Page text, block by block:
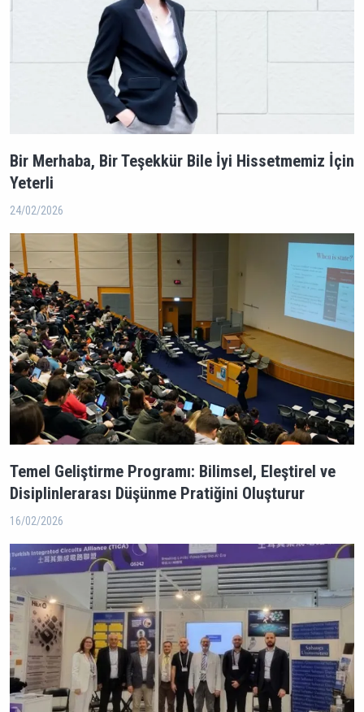
Bir Merhaba, Bir Teşekkür Bile İyi Hissetmemiz İçin
Yeterli
24/02/2026
Temel Geliştirme Programı: Bilimsel, Eleştirel ve
Disiplinlerarası Düşünme Pratiğini Oluşturur
16/02/2026